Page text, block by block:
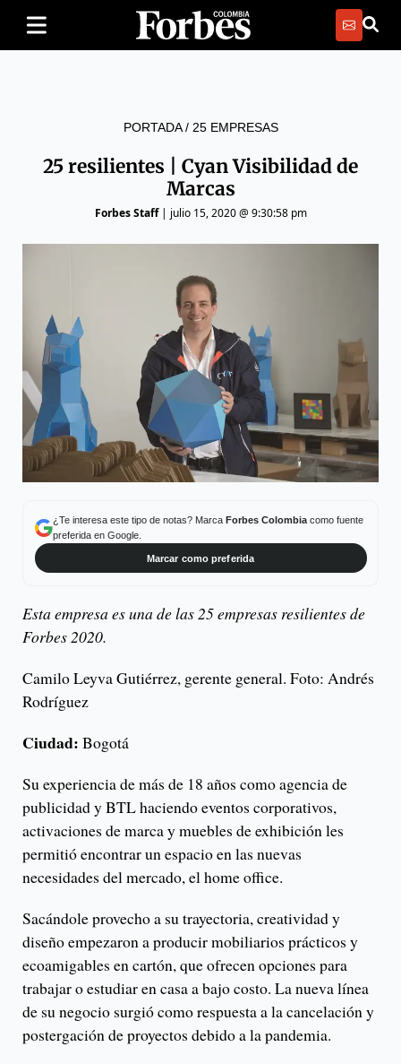
PORTADA/ 25 EMPRESAS
25 resilientes | Cyan Visibilidad de
Marcas
Forbes Staff| julio 15, 2020 @ 9:30:58 pm
¿Te interesa este tipo de notas? Marca Forbes Colombiacomo fuente
preferida en Google.
Marcar como preferida
Esta empresa es una de las 25 empresas resilientes de
Forbes 2020.
Camilo Leyva Gutiérrez, gerente general. Foto: Andrés
Rodríguez
Ciudad: Bogotá
Su experiencia de más de 18 años como agencia de
publicidad y BTL haciendo eventos corporativos,
activaciones de marca y muebles de exhibición les
permitió encontrar un espacio en las nuevas
necesidades del mercado, el home office.
Sacándole provecho a su trayectoria, creatividad y
diseño empezaron a producir mobiliarios prácticos y
ecoamigables en cartón, que ofrecen opciones para
trabajar o estudiar en casa a bajo costo. La nueva línea
de su negocio surgió como respuesta a la cancelación y
postergación de proyectos debido a la pandemia.